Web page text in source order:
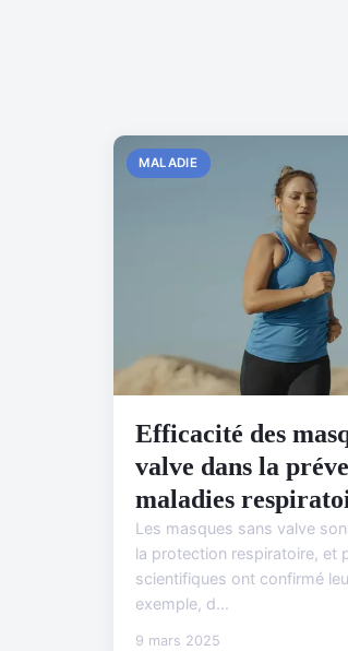
MALADIE
Efficacité des
valve dans la
maladies
Les masques sans valve
la protection respiratoire, et
scientifiques ont confirmé
exemple, d...
9 mars 2025